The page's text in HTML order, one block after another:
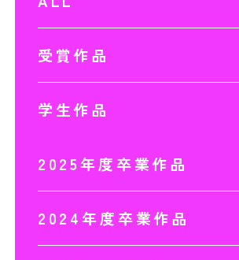
受賞作品
学生作品
2025年度卒業作品
2024年度卒業作品